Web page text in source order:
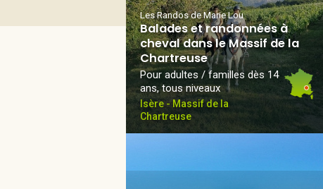
Les Randos de Marie Lou
Balades et randonnées à
cheval dans le Massif de la
Chartreuse
Pour adultes / familles dès 14
ans, tous niveaux
Isère - Massif de la
Chartreuse